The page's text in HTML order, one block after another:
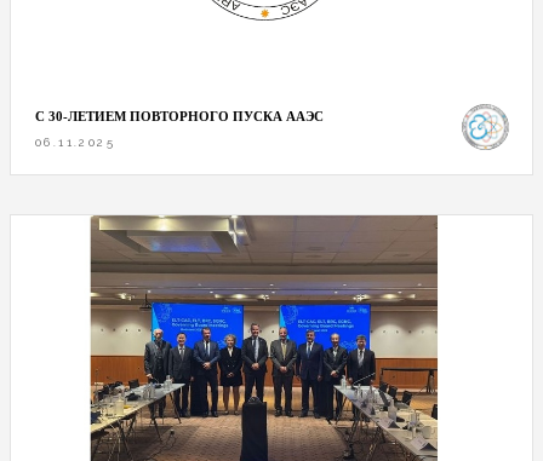
С 30-ЛЕТИЕМ ПОВТОРНОГО ПУСКА ААЭС
06.11.2025